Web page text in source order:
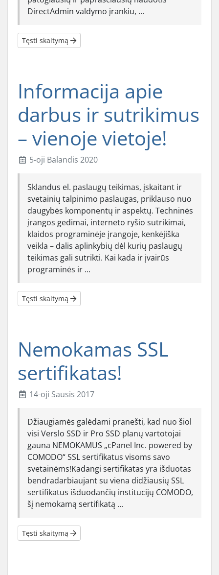
DirectAdmin valdymo įrankiu, ...
Tęsti skaitymą
Informacija apie
darbus ir sutrikimus
– vienoje vietoje!
5-oji Balandis 2020
Sklandus el. paslaugų teikimas, įskaitant ir
svetainių talpinimo paslaugas, priklauso nuo
daugybės komponentų ir aspektų. Techninės
įrangos gedimai, interneto ryšio sutrikimai,
klaidos programinėje įrangoje, kenkėjiška
veikla – dalis aplinkybių dėl kurių paslaugų
teikimas gali sutrikti. Kai kada ir įvairūs
programinės ir ...
Tęsti skaitymą
Nemokamas SSL
sertifikatas!
14-oji Sausis 2017
Džiaugiamės galėdami pranešti, kad nuo šiol
visi Verslo SSD ir Pro SSD planų vartotojai
gauna NEMOKAMUS „cPanel Inc. powered by
COMODO“ SSL sertifikatus visoms savo
svetainėms!Kadangi sertifikatas yra išduotas
bendradarbiaujant su viena didžiausių SSL
sertifikatus išduodančių institucijų COMODO,
šį nemokamą sertifikatą ...
Tęsti skaitymą